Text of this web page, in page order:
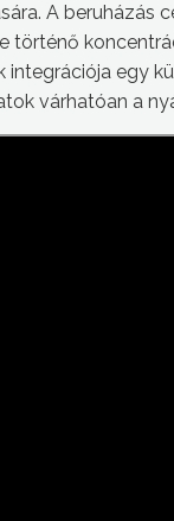
A beruházás
történő
egy
várhatóan a